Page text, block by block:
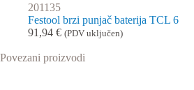
201135
Festool brzi punjač baterija TCL 6
91,94 € (PDV uključen)
Povezani proizvodi